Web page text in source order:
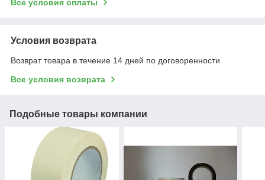
Все условия оплаты
Условия возврата
Возврат товара в течение 14 дней по договоренности
Все условия возврата
Подобные товары компании